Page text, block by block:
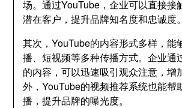
场。通过YouTube，企业可以直接接
潜在客户，提升品牌知名度和忠诚度。
其次，YouTube的内容形式多样，能
播、短视频等多种传播方式。企业通
的内容，可以迅速吸引观众注意，增
外，YouTube的视频推荐系统也能帮
播，提升品牌的曝光度。